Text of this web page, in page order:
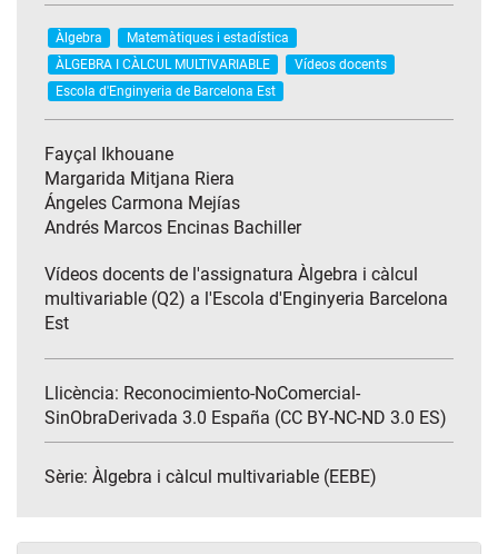
Àlgebra
Matemàtiques i estadística
ÀLGEBRA I CÀLCUL MULTIVARIABLE
Vídeos docents
Escola d'Enginyeria de Barcelona Est
Fayçal Ikhouane
Margarida Mitjana Riera
Ángeles Carmona Mejías
Andrés Marcos Encinas Bachiller
Vídeos docents de l'assignatura Àlgebra i càlcul
multivariable (Q2) a l'Escola d'Enginyeria Barcelona
Est
Llicència: Reconocimiento-NoComercial-
SinObraDerivada 3.0 España (CC BY-NC-ND 3.0 ES)
Sèrie: Àlgebra i càlcul multivariable (EEBE)